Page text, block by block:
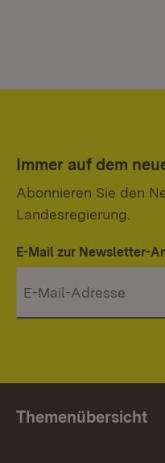
Immer auf dem
Abonnieren Sie den
Landesregierung.
E-Mail zur Newsletter-
Themenübersicht